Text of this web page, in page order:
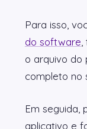
Para isso,
do software,
o arquivo do
completo no
Em seguida,
aplicativo e